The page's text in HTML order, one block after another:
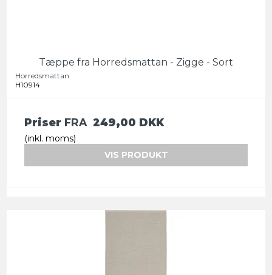
Tæppe fra Horredsmattan - Zigge - Sort
Horredsmattan
H10914
Priser FRA 249,00 DKK
(inkl. moms)
VIS PRODUKT